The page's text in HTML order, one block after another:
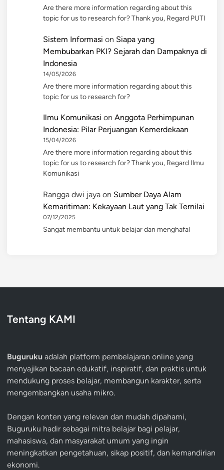
Are there more information regarding about this
topic for us to research for? Thank you, Regard PUTI
Sistem Informasi on Siapa yang
Membubarkan PKI? Sejarah dan Dampaknya di
Indonesia
14/05/2026
Are there more information regarding about this
topic for us to research for?
Ilmu Komunikasi on Anggota Perhimpunan
Indonesia: Pilar Perjuangan Kemerdekaan
15/04/2026
Are there more information regarding about this
topic for us to research for? Thank you, Regard Ilmu
Komunikasi
Rangga dwi jaya on Sumber Daya Alam
Kemaritiman: Kekayaan Laut yang Tak Ternilai
07/12/2025
Sangat membantu untuk belajar dan menghafal
Tentang KAMI
Buguruku adalah platform pembelajaran online yang
menyajikan bacaan edukatif, inspiratif, dan praktis untuk
mendukung proses belajar, membangun karakter, serta
mengembangkan usaha mikro.
Dengan konten yang relevan dan mudah dipahami,
Buguruku hadir sebagai mitra belajar bagi pelajar,
mahasiswa, dan masyarakat umum yang ingin
meningkatkan pengetahuan, sikap positif, dan kemandirian
ekonomi.